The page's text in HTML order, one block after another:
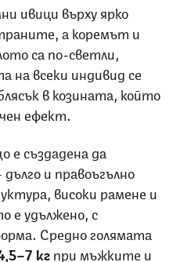
ивици върху ярко
а коремът и
са по-светли,
на всеки индивид се
в козината, който
ефект.
е създадена да
и правоъгълно
високи рамене и
е удължено, с
Средно голямата
кгпри мъжките и